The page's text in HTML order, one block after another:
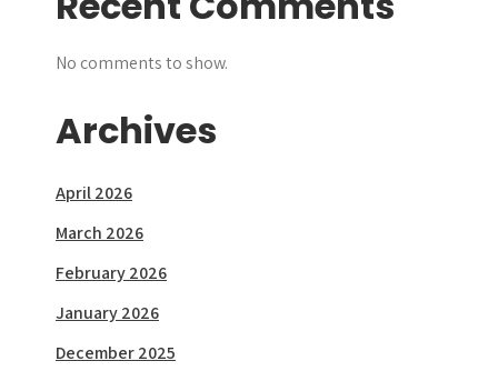
No comments to show.
Archives
April 2026
March 2026
February 2026
January 2026
December 2025